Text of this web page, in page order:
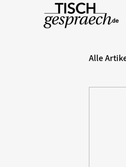
Alle